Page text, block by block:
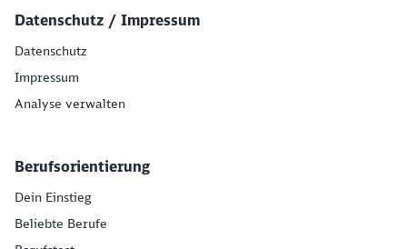
Datenschutz / Impressum
Datenschutz
Impressum
Analyse verwalten
Berufsorientierung
Dein Einstieg
Beliebte Berufe